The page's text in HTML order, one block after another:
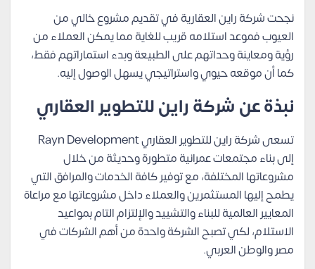
نجحت شركة راين العقارية في تقديم مشروع خالي من
العيوب فموعد استلامه قريب للغاية مما يمكن العملاء من
رؤية ومعاينة وحداتهم على الطبيعة وبدء استماراتهم فقط،
كما أن موقعه حيوي واستراتيجي يسهل الوصول إليه.
نبذة عن شركة راين للتطوير العقاري
تسعى شركة راين للتطوير العقاري Rayn Development
إلى بناء مجتمعات عمرانية متطورة وحديثة من خلال
مشروعاتها المختلفة، مع توفير كافة الخدمات والمرافق التي
يطمح إليها المستثمرين والعملاء داخل مشروعاتها مع مراعاة
المعايير العالمية للبناء والتشييد والإلتزام التام بمواعيد
الاستلام، لكي تصبح الشركة واحدة من أهم الشركات في
مصر والوطن العربي.